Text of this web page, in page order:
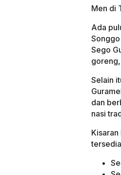
Men di
Ada
Sego
Selain
dan
nasi